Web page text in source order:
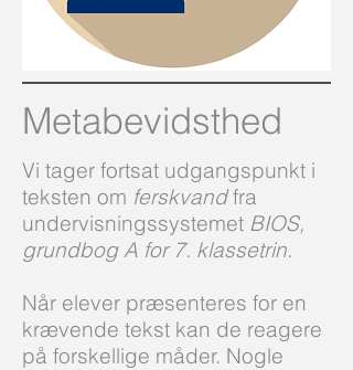
Metabevidsthed
Vi tager fortsat udgangspunkt i
teksten om ferskvandfra
undervisningssystemet BIOS,
grundbog A for 7. klassetrin.
Når elever præsenteres for en
krævende tekst kan de reagere
på forskellige måder. Nogle